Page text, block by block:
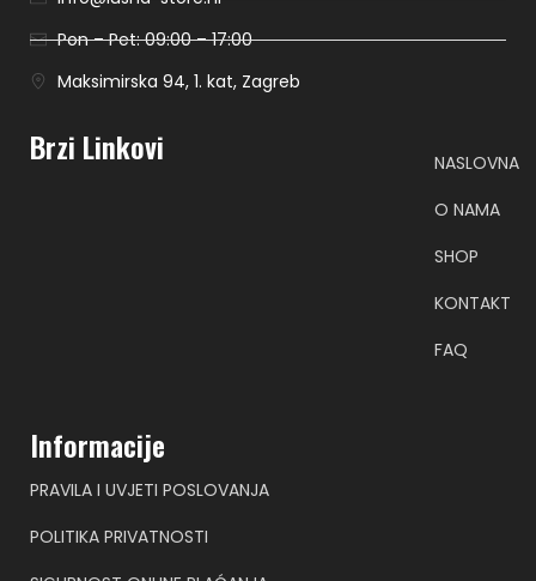
Pon – Pet: 09:00 – 17:00
Maksimirska 94, 1. kat, Zagreb
Brzi Linkovi
NASLOVNA
O NAMA
SHOP
KONTAKT
FAQ
Informacije
PRAVILA I UVJETI POSLOVANJA
POLITIKA PRIVATNOSTI